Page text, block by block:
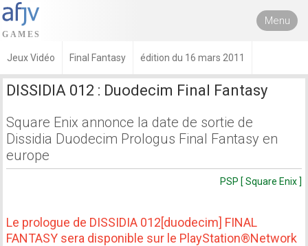
Menu
Jeux Vidéo Final Fantasy édition du 16 mars 2011
DISSIDIA 012 : Duodecim Final Fantasy
Square Enix annonce la date de sortie de
Dissidia Duodecim Prologus Final Fantasy en
europe
PSP [ Square Enix ]
Le prologue de DISSIDIA 012[duodecim] FINAL
FANTASY sera disponible sur le PlayStation®Network